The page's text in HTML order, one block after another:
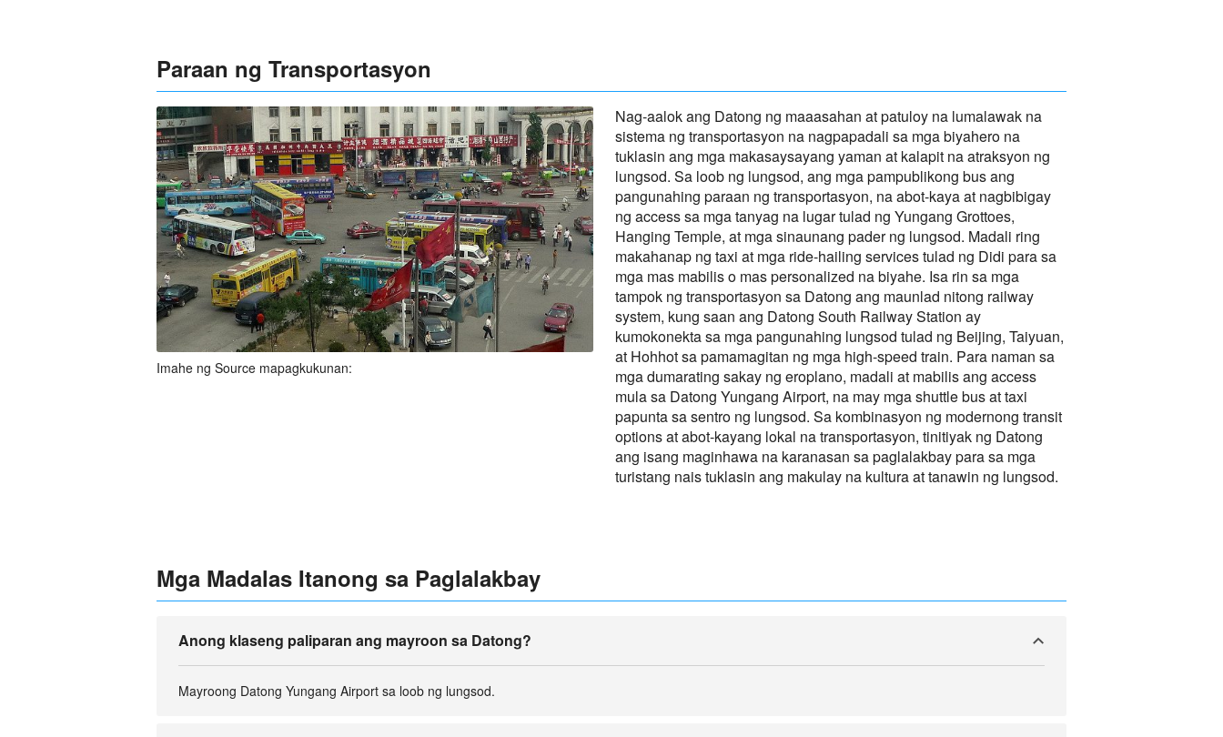
Paraan ng Transportasyon
Imahe ng Source mapagkukunan:
Nag-aalok ang Datong ng maaasahan at patuloy na lumalawak na
sistema ng transportasyon na nagpapadali sa mga biyahero na
tuklasin ang mga makasaysayang yaman at kalapit na atraksyon ng
lungsod. Sa loob ng lungsod, ang mga pampublikong bus ang
pangunahing paraan ng transportasyon, na abot-kaya at nagbibigay
ng access sa mga tanyag na lugar tulad ng Yungang Grottoes,
Hanging Temple, at mga sinaunang pader ng lungsod. Madali ring
makahanap ng taxi at mga ride-hailing services tulad ng Didi para sa
mga mas mabilis o mas personalized na biyahe. Isa rin sa mga
tampok ng transportasyon sa Datong ang maunlad nitong railway
system, kung saan ang Datong South Railway Station ay
kumokonekta sa mga pangunahing lungsod tulad ng Beijing, Taiyuan,
at Hohhot sa pamamagitan ng mga high-speed train. Para naman sa
mga dumarating sakay ng eroplano, madali at mabilis ang access
mula sa Datong Yungang Airport, na may mga shuttle bus at taxi
papunta sa sentro ng lungsod. Sa kombinasyon ng modernong transit
options at abot-kayang lokal na transportasyon, tinitiyak ng Datong
ang isang maginhawa na karanasan sa paglalakbay para sa mga
turistang nais tuklasin ang makulay na kultura at tanawin ng lungsod.
Mga Madalas Itanong sa Paglalakbay
Anong klaseng paliparan ang mayroon sa Datong?
Mayroong Datong Yungang Airport sa loob ng lungsod.